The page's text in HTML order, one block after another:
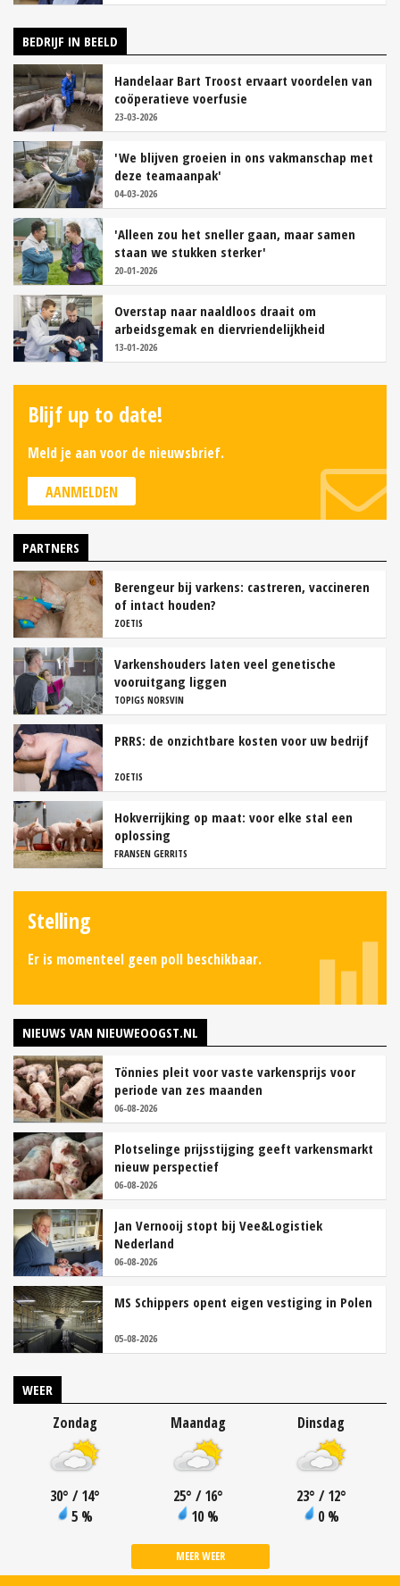
BEDRIJF IN BEELD
Handelaar Bart Troost ervaart voordelen van
coöperatieve voerfusie
23-03-2026
'We blijven groeien in ons vakmanschap met
deze teamaanpak'
04-03-2026
'Alleen zou het sneller gaan, maar samen
staan we stukken sterker'
20-01-2026
Overstap naar naaldloos draait om
arbeidsgemak en diervriendelijkheid
13-01-2026
Blijf up to date!
Meld je aan voor de nieuwsbrief.
AANMELDEN
PARTNERS
Berengeur bij varkens: castreren, vaccineren
of intact houden?
ZOETIS
Varkenshouders laten veel genetische
vooruitgang liggen
TOPIGS NORSVIN
PRRS: de onzichtbare kosten voor uw bedrijf
ZOETIS
Hokverrijking op maat: voor elke stal een
oplossing
FRANSEN GERRITS
Stelling
Er is momenteel geen poll beschikbaar.
NIEUWS VAN NIEUWEOOGST.NL
Tönnies pleit voor vaste varkensprijs voor
periode van zes maanden
06-08-2026
Plotselinge prijsstijging geeft varkensmarkt
nieuw perspectief
06-08-2026
Jan Vernooij stopt bij Vee&Logistiek
Nederland
06-08-2026
MS Schippers opent eigen vestiging in Polen
05-08-2026
WEER
Zondag
30° / 14°
5 %
Maandag
25° / 16°
10 %
Dinsdag
23° / 12°
0 %
MEER WEER